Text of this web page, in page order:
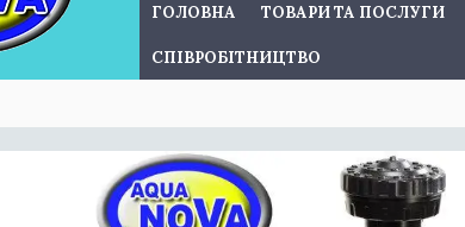
ГОЛОВНА ТОВАРИ ТА ПОСЛУГИ
СПІВРОБІТНИЦТВО